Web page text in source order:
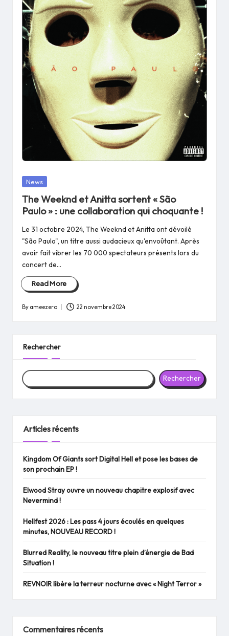
Posted
News
The Weeknd et Anitta sortent « São
Paulo » : une collaboration qui choquante !
Le 31 octobre 2024, The Weeknd et Anitta ont dévoilé
"São Paulo", un titre aussi audacieux qu'envoûtant. Après
avoir fait vibrer les 70 000 spectateurs présents lors du
concert de…
Read More
Posted
By ameezero 22 novembre 2024
Rechercher
Rechercher
Articles récents
Kingdom Of Giants sort Digital Hell et pose les bases de
son prochain EP !
Elwood Stray ouvre un nouveau chapitre explosif avec
Nevermind !
Hellfest 2026 : Les pass 4 jours écoulés en quelques
minutes, NOUVEAU RECORD !
Blurred Reality, le nouveau titre plein d’énergie de Bad
Situation !
REVNOIR libère la terreur nocturne avec « Night Terror »
Commentaires récents